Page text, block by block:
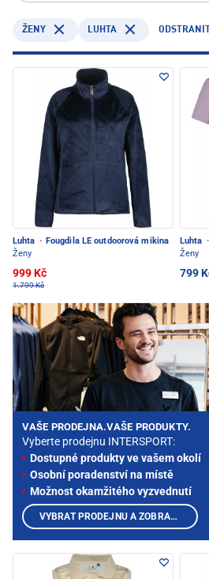
ŽENY LUHTA
Luhta · Fougdila LE outdoorová mikina
Ženy
999 Kč
1.799 Kč
Luhta ·
Ženy
799
VAŠE PRODEJNA.VAŠE PRODUKTY.
Vyberte prodejnu INTERSPORT:
Dostupné produkty ve vašem okolí
Osobní poradenství na místě
Možnost okamžitého vyzvednutí
VYBRAT PRODEJNU A ZOBRAZIT PRODUKTY